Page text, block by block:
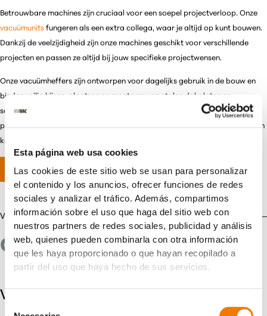
Esta página web usa cookies
Las cookies de este sitio web se usan para personalizar
el contenido y los anuncios, ofrecer funciones de redes
sociales y analizar el tráfico. Además, compartimos
información sobre el uso que haga del sitio web con
nuestros partners de redes sociales, publicidad y análisis
web, quienes pueden combinarla con otra información
que les haya proporcionado o que hayan recopilado a
partir del uso que haya hecho de sus servicios.
Betrouwbare machines zijn cruciaal voor een soepel projectverloop. Onze
vacuümunits fungeren als een extra collega, waar je altijd op kunt bouwen.
Dankzij de veelzijdigheid zijn onze machines geschikt voor verschillende
projecten en passen ze altijd bij jouw specifieke projectwensen.
Onze vacuümheffers zijn ontworpen voor dagelijks gebruik in de bouw en
bieden veilig hijsen, plaatsen en monteren van stalen dakplaten en
sandwichpanelen. Ze zijn duurzaam en betrouwbaar, met consistente
prestaties in alle weersomstandigheden, wat de montage versnelt en tijd en
kosten bespaart.
Vraag vrijblijvend advies aan
Veelgestelde vragen
ONZE KENNIS GEBUNDELD
Vacuümheffers